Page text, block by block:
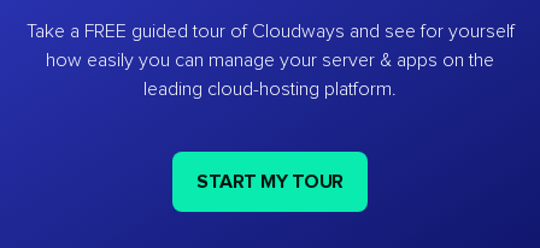
Take a FREE guided tour of Cloudways and see for yourself
how easily you can manage your server & apps on the
leading cloud-hosting platform.
START MY TOUR